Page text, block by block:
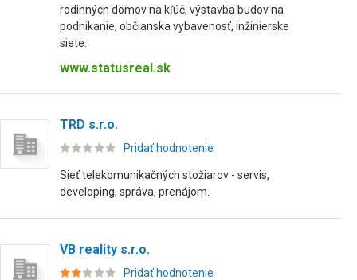
rodinných domov na kľúč, výstavba budov na
podnikanie, občianska vybavenosť, inžinierske
siete.
www.statusreal.sk
TRD s.r.o.
Pridať hodnotenie
Sieť telekomunikačných stožiarov - servis,
developing, správa, prenájom.
VB reality s.r.o.
Pridať hodnotenie